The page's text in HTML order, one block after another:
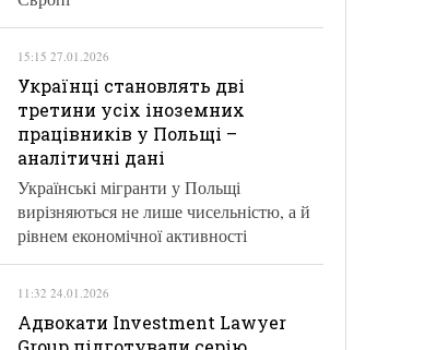
15:15 27.01.2026
Українці становлять дві
третини усіх іноземних
працівників у Польщі –
аналітичні дані
Українські мігранти у Польщі
вирізняються не лише чисельністю, а й
рівнем економічної активності
11:32 24.01.2026
Адвокати Investment Lawyer